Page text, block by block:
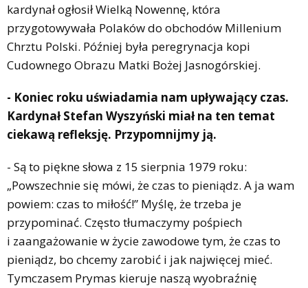
kardynał ogłosił Wielką Nowennę, która
przygotowywała Polaków do obchodów Millenium
Chrztu Polski. Później była peregrynacja kopi
Cudownego Obrazu Matki Bożej Jasnogórskiej.
- Koniec roku uświadamia nam upływający czas.
Kardynał Stefan Wyszyński miał na ten temat
ciekawą refleksję. Przypomnijmy ją.
- Są to piękne słowa z 15 sierpnia 1979 roku:
„Powszechnie się mówi, że czas to pieniądz. A ja wam
powiem: czas to miłość!” Myślę, że trzeba je
przypominać. Często tłumaczymy pośpiech
i zaangażowanie w życie zawodowe tym, że czas to
pieniądz, bo chcemy zarobić i jak najwięcej mieć.
Tymczasem Prymas kieruje naszą wyobraźnię